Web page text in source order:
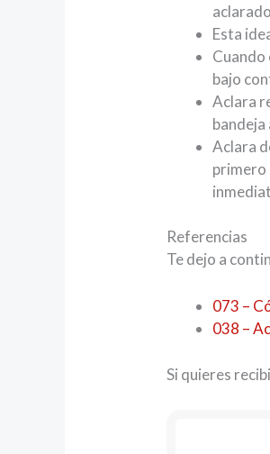
Esta
Cuando
bajo
Aclara
bandeja
Aclara
primero
Referencias
Te dejo a
073 –
038 –
Si quieres